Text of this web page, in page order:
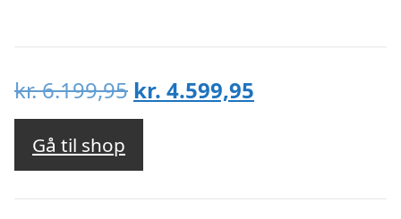
kr.6.199,95 Den
oprindelige
var:
kr. 6.199,95.
kr. 4.599,95
kr. 4.599,95.
Gå til shop